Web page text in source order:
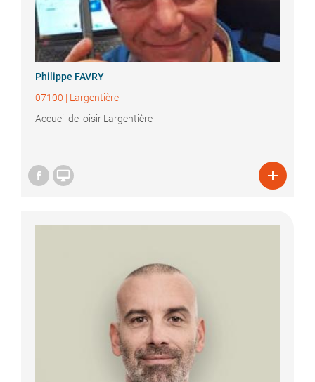
Philippe FAVRY
07100 | Largentière
Accueil de loisir Largentière
 